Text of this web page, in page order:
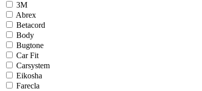
3М
Abrex
Betacord
Body
Bugtone
Car Fit
Carsystem
Eikosha
Farecla